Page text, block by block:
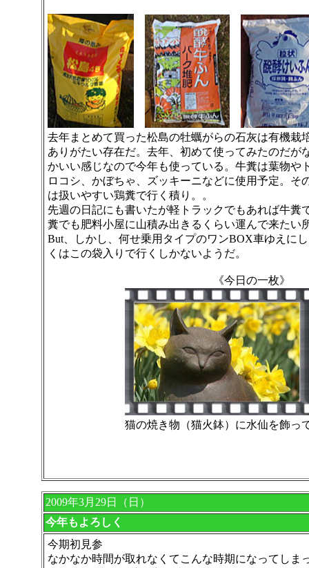
去年まとめて買った松島の牡蠣がらの石灰は有機栽
ありがたい存在だ。去年、初めて使ってみたのだが
かいい感じなので今年も使っている。牛糞は葉物や
ロコシ、かぼちゃ、ズッキーニなどに使用予定。そ
は扱いやすい鶏糞で行く積り。。
先週の日記にも書いたが軽トラックでもあれば牛糞
糞でも肥料小屋に山積み出きるくらい運んで来たい
But、しかし、何せ乗用タイプのワンBOX車ゆえに
くはこの袋入りで行くしかないようだ。
《今日の一枚》
猫の焼き物（猫火鉢）に水仙を飾って
2009年3月29日（日）
今年もよろしく
今期初見参
なかなか時間が取れなくてこんな時期になってしま